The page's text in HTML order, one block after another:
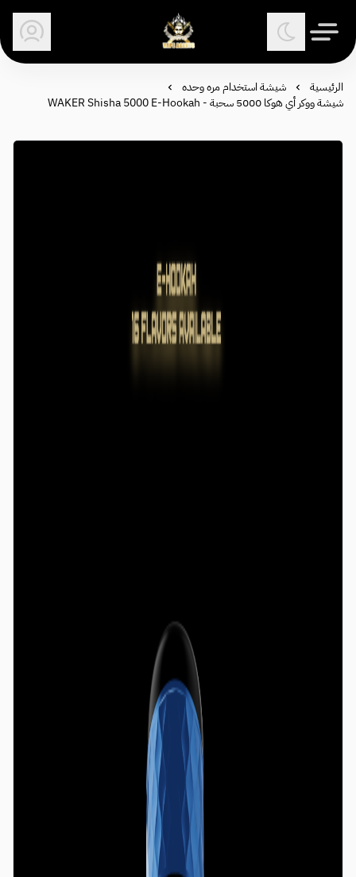
وكلاء الفيب - معتمد في
الرئيسية
شيشة استخدام مره وحده
شيشة ووكر أي هوكا 5000 سحبة - WAKER Shisha 5000 E-Hookah